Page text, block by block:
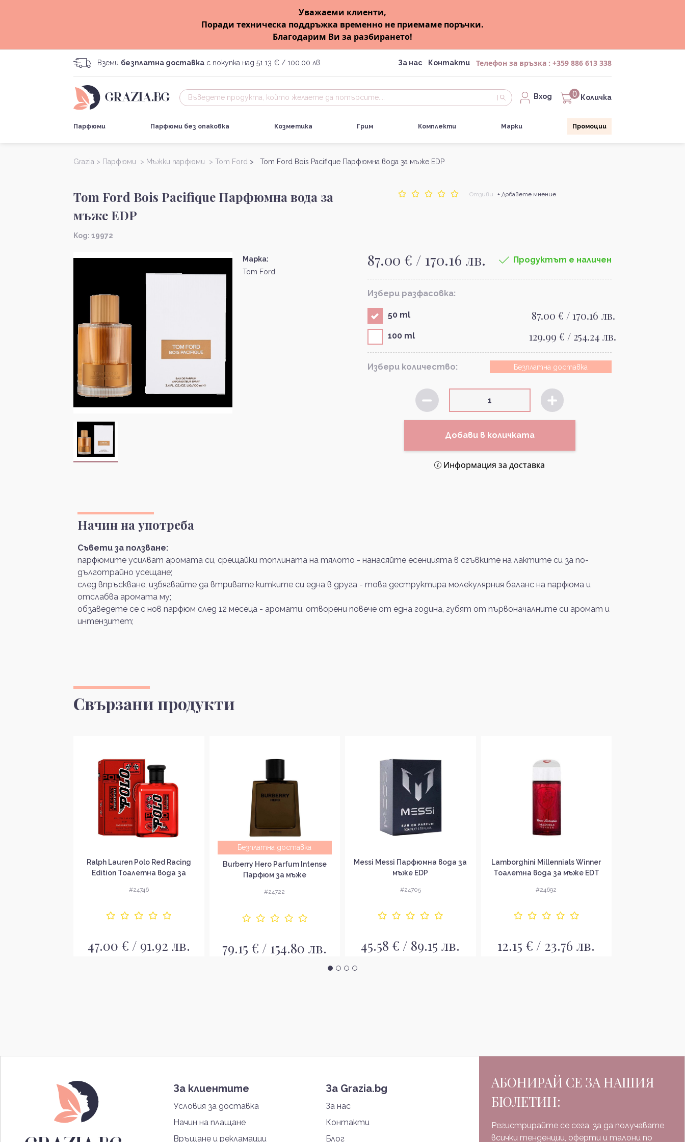
Уважаеми клиенти,
Поради техническа поддръжка временно не приемаме поръчки.
Благодарим Ви за разбирането!
Вземи безплатна доставка с покупка над 51.13 € / 100.00 лв. За нас Контакти Телефон за връзка : +359 886 613 338
Вход 0 Количка
Парфюми Парфюми без опаковка Козметика Грим Комплекти Марки Промоции
Grazia > Парфюми > Мъжки парфюми > Tom Ford > Tom Ford Bois Pacifique Парфюмна вода за мъже EDP
Tom Ford Bois Pacifique Парфюмна вода за
мъже EDP
Kод: 19972
Отзиви + Добавете мнение
Марка:
Tom Ford
87.00 € / 170.16 лв. Продуктът е наличен
Избери разфасовка:
50 ml 87.00 € / 170.16 лв.
100 ml 129.99 € / 254.24 лв.
Избери количество: Безплатна доставка
Добави в количката
Информация за доставка
Начин на употреба
Съвети за ползване:
парфюмите усилват аромата си, срещайки топлината на тялото - нанасяйте есенцията в сгъвките на лактите си за по-
дълготрайно усещане;
след впръскване, избягвайте да втривате китките си една в друга - това деструктира молекулярния баланс на парфюма и
отслабва аромата му;
обзаведете се с нов парфюм след 12 месеца - аромати, отворени повече от една година, губят от първоначалните си аромат и
интензитет;
Свързани продукти
Ralph Lauren Polo Red Racing
Edition Тоалетна вода за
#24746
47.00 € / 91.92 лв.
Безплатна доставка
Burberry Hero Parfum Intense
Парфюм за мъже
#24722
79.15 € / 154.80 лв.
Messi Messi Парфюмна вода за
мъже EDP
#24705
45.58 € / 89.15 лв.
Lamborghini Millennials Winner
Тоалетна вода за мъже EDT
#24692
12.15 € / 23.76 лв.
За клиентите
Условия за доставка
Начин на плащане
Връщане и рекламации
За Grazia.bg
За нас
Контакти
Блог
АБОНИРАЙ СЕ ЗА НАШИЯ
БЮЛЕТИН:
Регистрирайте се сега, за да получавате
всички тенденции, оферти и талони по